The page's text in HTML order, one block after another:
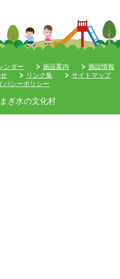
ンダー 施設案内
施設情報
リンク集
サイトマップ
バシーポリシー
ぎ水の文化村